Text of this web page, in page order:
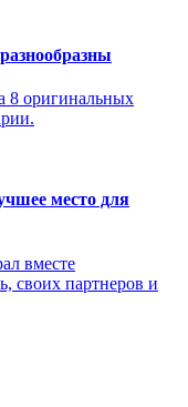
8 оригинальных
место для
вместе
своих партнеров и